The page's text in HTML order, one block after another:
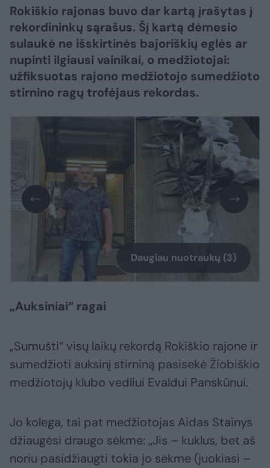
Rokiškio rajonas buvo dar kartą įrašytas į
rekordininkų sąrašus. Šį kartą dėmesio
sulaukė ne išskirtinės bajoriškių eglės ar
nupinti ilgiausi vainikai, o medžiotojai:
užfiksuotas rajono medžiotojo sumedžioto
stirnino ragų trofėjaus rekordas.
Daugiau nuotraukų (3)
„Auksiniai“ ragai
„Sumušti“ visų laikų rekordą Rokiškio rajone ir
sumedžioti auksinį stirniną pasisekė Žiobiškio
medžiotojų klubo vedliui Evaldui Panskūnui.
Jo kolega, tai pat medžiotojas Aidas Stainys
džiaugėsi draugo sėkme: „Jis – kuklus, bet aš
noriu pasidžiaugti tokia jo sėkme (juokiasi –